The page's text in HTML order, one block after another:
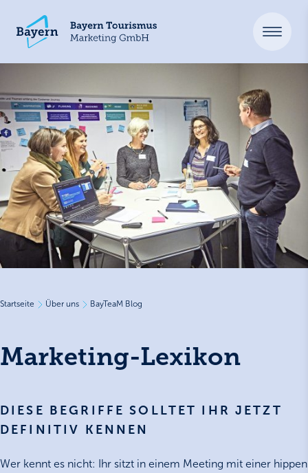
Startseite Über uns BayTeaM Blog
Marketing-Lexikon
DIESE BEGRIFFE SOLLTET IHR JETZT
DEFINITIV KENNEN
Wer kennt es nicht: Ihr sitzt in einem Meeting mit einer hippen